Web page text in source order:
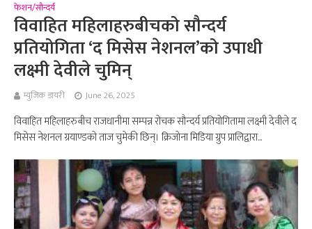
फेशन/सौन्दर्य
विवाहित महिलाहरुबीचको सौन्दर्य
प्रतियोगिता ‘द मिसेस नेशनल’को उपाधी
लक्ष्मी देवीले चुमिन्
म्युजिक डायरी June 26, 2025
विवाहित महिलाहरुबीच राजधानीमा सम्पन्न रोचक सौन्दर्य प्रतियोगितामा लक्ष्मी देवीले द
मिसेस नेशनल ग्रयाण्डको ताज चुमेकी छिन्। क्रिजोना मिडिया ग्रुप प्रालिद्वारा...